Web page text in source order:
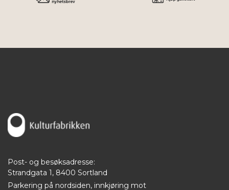
Post- og besøksadresse:
Strandgata 1, 8400 Sortland
Parkering på nordsiden, innkjøring mot